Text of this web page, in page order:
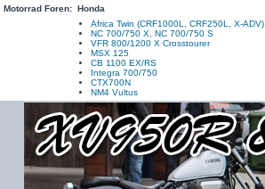
Motorrad Foren: Honda
Africa Twin (CRF1000L, CRF250L, X-ADV)
NC 700/750 X, NC 700/750 S
VFR 800/1200 X Crosstourer
MSX 125
CB 1100 EX/RS
Integra 700/750
CTX700N
NM4 Vultus